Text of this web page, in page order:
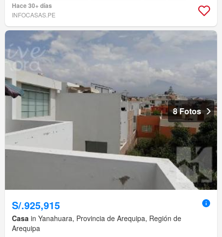
Hace 30+ días
INFOCASAS.PE
8 Fotos
S/.925,915
Casa in Yanahuara, Provincia de Arequipa, Región de
Arequipa